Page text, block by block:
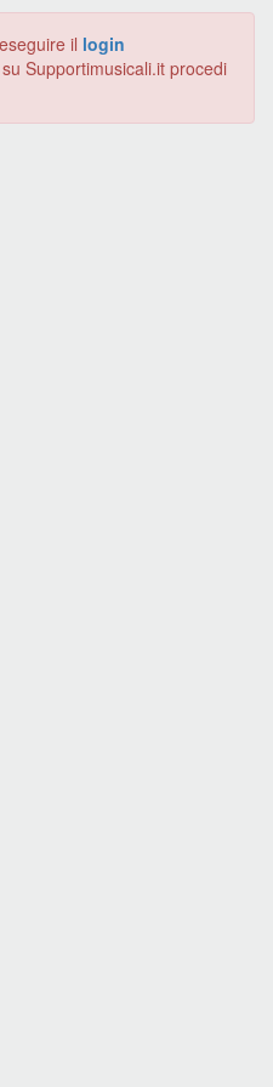
il login
Supportimusicali.it procedi